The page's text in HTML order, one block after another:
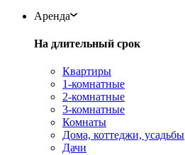
Аренда
На длительный срок
Квартиры
1-комнатные
2-комнатные
3-комнатные
Комнаты
Дома, коттеджи, усадьбы
Дачи